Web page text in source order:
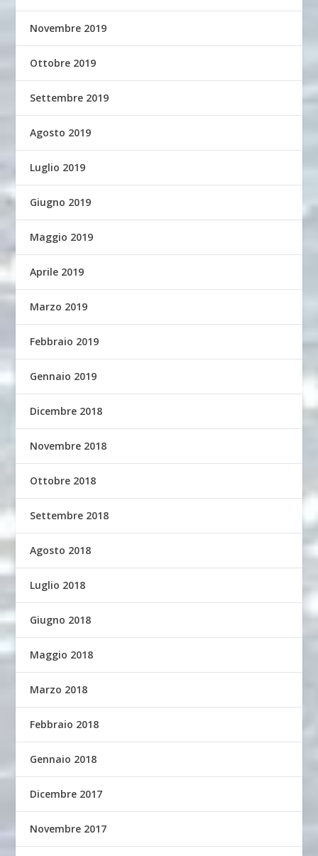
Novembre 2019
Ottobre 2019
Settembre 2019
Agosto 2019
Luglio 2019
Giugno 2019
Maggio 2019
Aprile 2019
Marzo 2019
Febbraio 2019
Gennaio 2019
Dicembre 2018
Novembre 2018
Ottobre 2018
Settembre 2018
Agosto 2018
Luglio 2018
Giugno 2018
Maggio 2018
Marzo 2018
Febbraio 2018
Gennaio 2018
Dicembre 2017
Novembre 2017